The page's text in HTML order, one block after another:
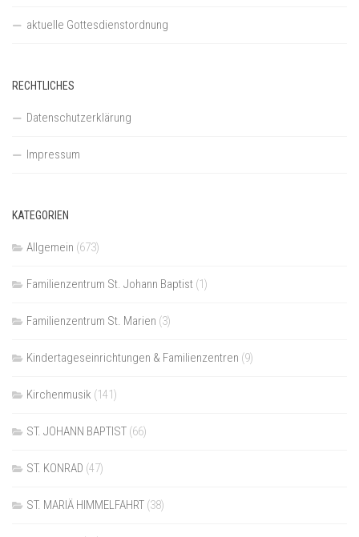
aktuelle Gottesdienstordnung
RECHTLICHES
Datenschutzerklärung
Impressum
KATEGORIEN
Allgemein (673)
Familienzentrum St. Johann Baptist (1)
Familienzentrum St. Marien (3)
Kindertageseinrichtungen & Familienzentren (9)
Kirchenmusik (141)
ST. JOHANN BAPTIST (66)
ST. KONRAD (47)
ST. MARIÄ HIMMELFAHRT (38)